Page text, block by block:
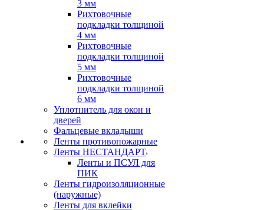
3 мм
Рихтовочные
подкладки толщиной
4 мм
Рихтовочные
подкладки толщиной
5 мм
Рихтовочные
подкладки толщиной
6 мм
Уплотнитель для окон и
дверей
Фальцевые вкладыши
Ленты противопожарные
Ленты НЕСТАНДАРТ
Ленты и ПСУЛ для
ПИК
Ленты гидроизоляционные
(наружные)
Ленты для вклейки